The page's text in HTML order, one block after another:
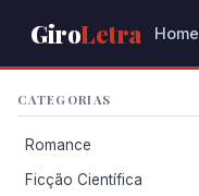
GiroLetra Home
CATEGORIAS
Romance
Ficção Científica